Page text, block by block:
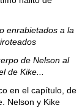
enrabietados a la
de Nelson al
de Kike...
en el capítulo, de
Nelson y Kike